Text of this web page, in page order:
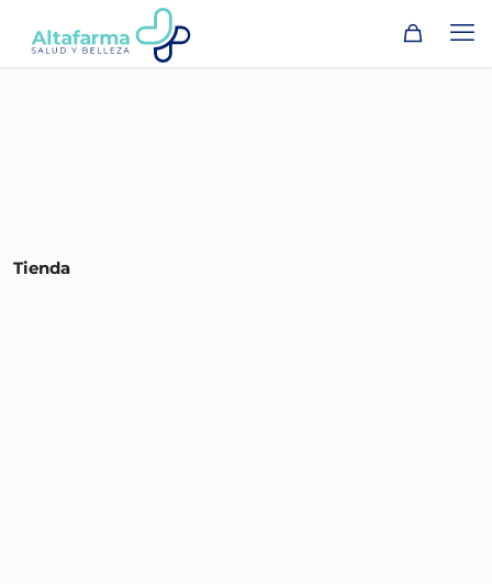
Tienda